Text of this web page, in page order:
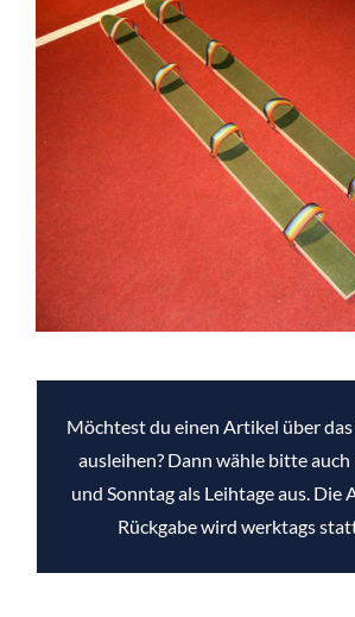
Möchtest du einen Artikel über
ausleihen? Dann wähle bitte auch
und Sonntag als Leihtage aus. Die
Rückgabe wird werktags